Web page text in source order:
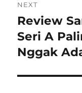
NEXT
Next
post:
Review
Seri A
Nggak